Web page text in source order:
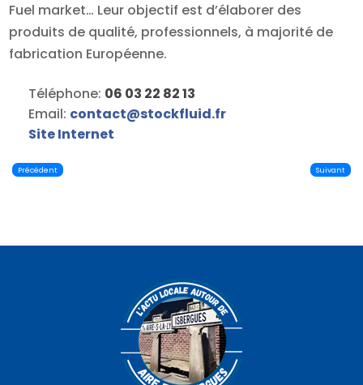
Fuel market… Leur objectif est d’élaborer des
produits de qualité, professionnels, à majorité de
fabrication Européenne.
Téléphone: 06 03 22 82 13
Email: contact@stockfluid.fr
Site Internet
Précédent Suivant